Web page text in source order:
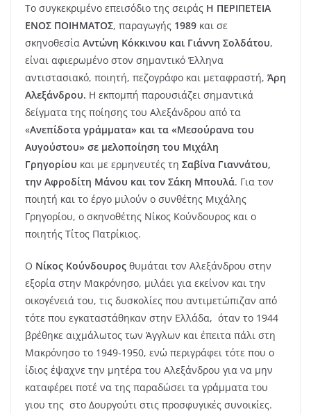
Το συγκεκριμένο επεισόδιο της σειράς Η ΠΕΡΙΠΕΤΕΙΑ
ΕΝΟΣ ΠΟΙΗΜΑΤΟΣ, παραγωγής 1989 και σε
σκηνοθεσία Αντώνη Κόκκινου και Γιάννη Σολδάτου,
είναι αφιερωμένο στον σημαντικό Έλληνα
αντιστασιακό, ποιητή, πεζογράφο και μεταφραστή, Άρη
Αλεξάνδρου. Η εκπομπή παρουσιάζει σημαντικά
δείγματα της ποίησης του Αλεξάνδρου από τα
«Ανεπίδοτα γράμματα» και τα «Μεσούρανα του
Αυγούστου» σε μελοποίηση του Μιχάλη
Γρηγορίου και με ερμηνευτές τη Σαβίνα Γιαννάτου,
την Αφροδίτη Μάνου και τον Σάκη Μπουλά. Για τον
ποιητή και το έργο μιλούν ο συνθέτης Μιχάλης
Γρηγορίου, ο σκηνοθέτης Νίκος Κούνδουρος και ο
ποιητής Τίτος Πατρίκιος.
Ο Νίκος Κούνδουρος θυμάται τον Αλεξάνδρου στην
εξορία στην Μακρόνησο, μιλάει για εκείνον και την
οικογένειά του, τις δυσκολίες που αντιμετώπιζαν από
τότε που εγκαταστάθηκαν στην Ελλάδα, όταν το 1944
βρέθηκε αιχμάλωτος των Άγγλων και έπειτα πάλι στη
Μακρόνησο το 1949-1950, ενώ περιγράφει τότε που ο
ίδιος έψαχνε την μητέρα του Αλεξάνδρου για να μην
καταφέρει ποτέ να της παραδώσει τα γράμματα του
γιου της στο Δουργούτι στις προσφυγικές συνοικίες.